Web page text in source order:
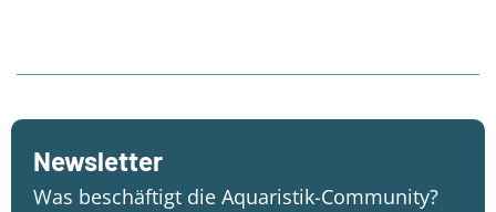
Newsletter
Was beschäftigt die Aquaristik-Community?